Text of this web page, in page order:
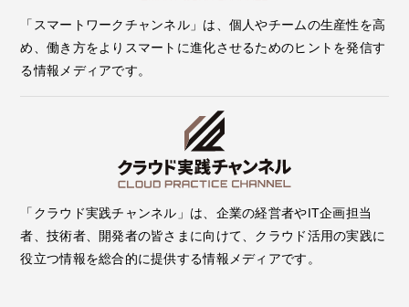
「スマートワークチャンネル」は、個人やチームの生産性を高
め、働き方をよりスマートに進化させるためのヒントを発信す
る情報メディアです。
「クラウド実践チャンネル」は、企業の経営者やIT企画担当
者、技術者、開発者の皆さまに向けて、クラウド活用の実践に
役立つ情報を総合的に提供する情報メディアです。